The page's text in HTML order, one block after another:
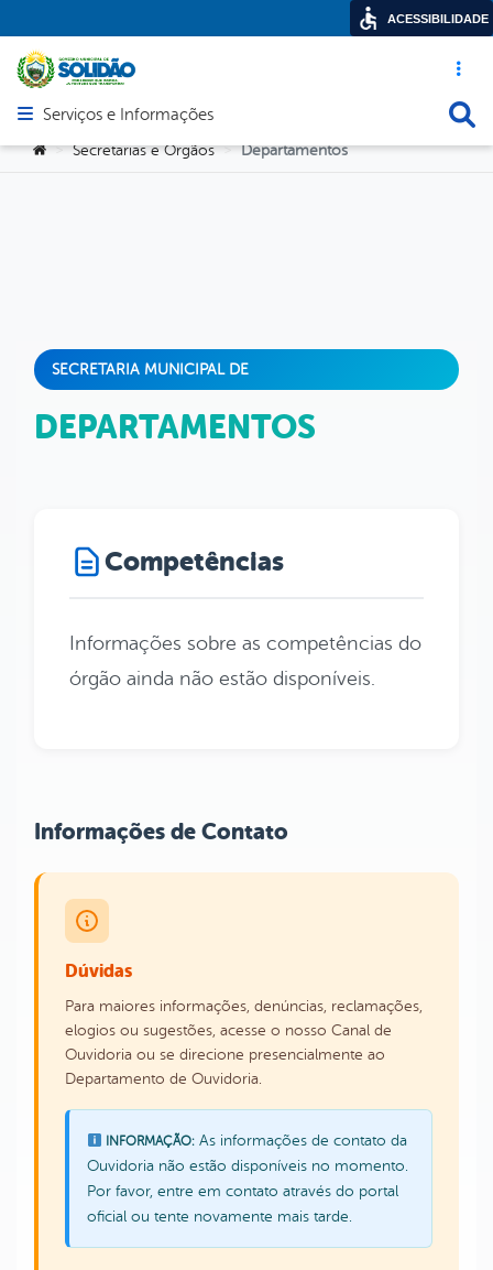
Acesso
Abrir menu principal de navegação
Serviços e Informações
Você está aqui:
> Secretarias e Orgãos > Departamentos
SECRETARIA MUNICIPAL DE
DEPARTAMENTOS
Competências
Informações sobre as competências do
órgão ainda não estão disponíveis.
Informações de Contato
Dúvidas
Para maiores informações, denúncias, reclamações,
elogios ou sugestões, acesse o nosso Canal de
Ouvidoria ou se direcione presencialmente ao
Departamento de Ouvidoria.
INFORMAÇÃO:As informações de contato da
Ouvidoria não estão disponíveis no momento.
Por favor, entre em contato através do portal
oficial ou tente novamente mais tarde.
ACESSIBILIDADE